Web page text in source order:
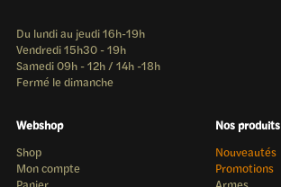
Du lundi au jeudi 16h-19h
Vendredi 15h30 - 19h
Samedi 09h - 12h / 14h -18h
Fermé le dimanche
Webshop
Shop
Mon compte
Nos produits
Nouveautés
Promotions